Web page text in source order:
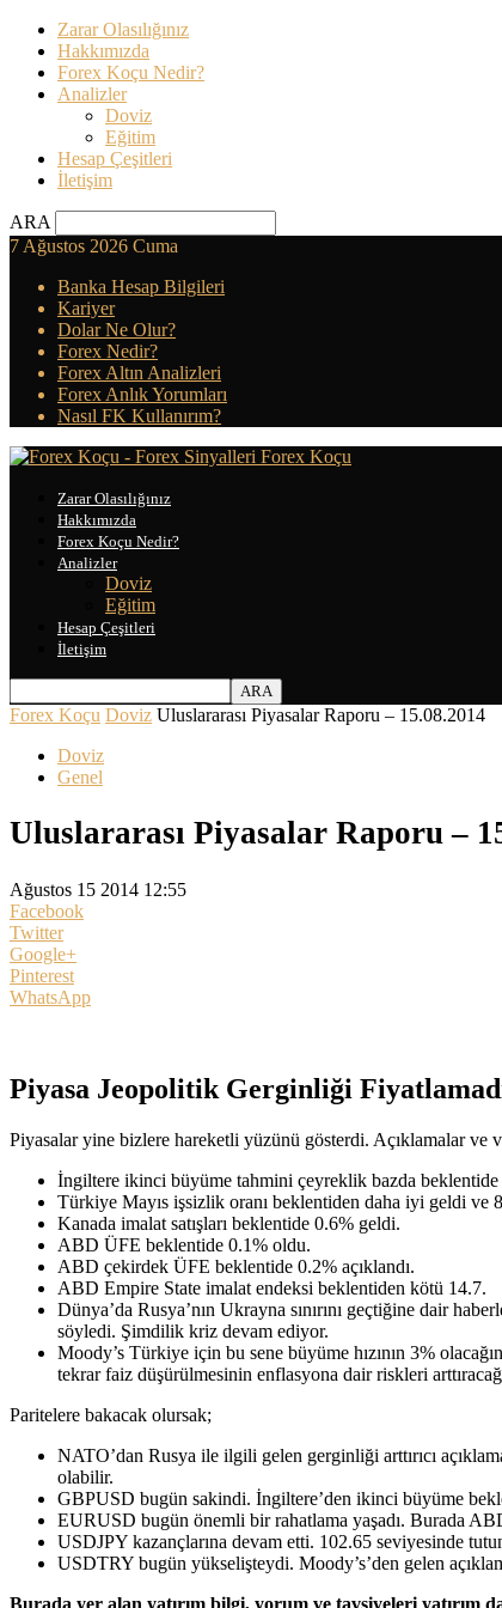
Zarar Olasılığınız
Hakkımızda
Forex Koçu Nedir?
Analizler
Doviz
Eğitim
Hesap Çeşitleri
İletişim
ARA
7 Ağustos 2026 Cuma
Banka Hesap Bilgileri
Kariyer
Dolar Ne Olur?
Forex Nedir?
Forex Altın Analizleri
Forex Anlık Yorumları
Nasıl FK Kullanırım?
Forex Koçu
Zarar Olasılığınız
Hakkımızda
Forex Koçu Nedir?
Analizler
Doviz
Eğitim
Hesap Çeşitleri
İletişim
Forex Koçu Doviz Uluslararası Piyasalar Raporu – 15.08.2014
Doviz
Genel
Uluslararası Piyasalar Raporu –
Ağustos 15 2014 12:55
Facebook
Twitter
Google+
Pinterest
WhatsApp
Piyasa Jeopolitik Gerginliği
Piyasalar yine bizlere hareketli yüzünü gösterdi. Açıklamalar ve
İngiltere ikinci büyüme tahmini çeyreklik bazda
Türkiye Mayıs işsizlik oranı beklentiden daha iyi geldi ve
Kanada imalat satışları beklentide 0.6% geldi.
ABD ÜFE beklentide 0.1% oldu.
ABD çekirdek ÜFE beklentide 0.2% açıklandı.
ABD Empire State imalat endeksi beklentiden kötü 14.7.
Dünya’da Rusya’nın Ukrayna sınırını geçtiğine dair
söyledi. Şimdilik kriz devam ediyor.
Moody’s Türkiye için bu sene büyüme hızının 3%
tekrar faiz düşürülmesinin enflasyona dair riskleri
Paritelere bakacak olursak;
NATO’dan Rusya ile ilgili gelen gerginliği arttırıcı
olabilir.
GBPUSD bugün sakindi. İngiltere’den ikinci büyüme
EURUSD bugün önemli bir rahatlama yaşadı. Burada
USDJPY kazançlarına devam etti. 102.65 seviyesinde
USDTRY bugün yükselişteydi. Moody’s’den gelen
Burada yer alan yatırım bilgi, yorum ve tavsiyeleri yatırım